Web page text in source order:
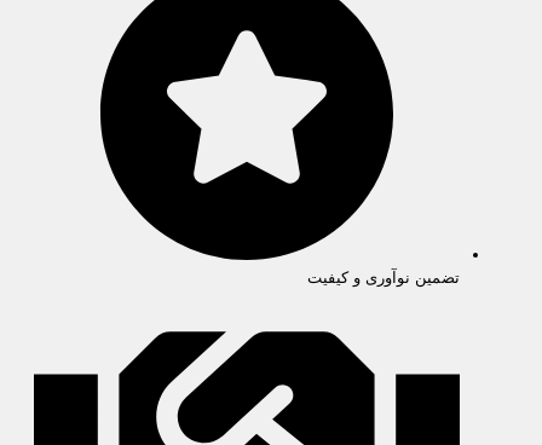
تضمین نوآوری و کیفیت